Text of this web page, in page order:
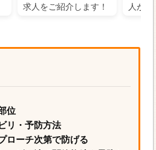
求人をご紹介します！
人が
位
リ・予防方法
ローチ次第で防げる